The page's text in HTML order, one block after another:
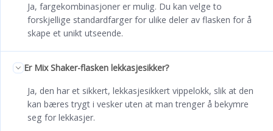
Ja, fargekombinasjoner er mulig. Du kan velge to
forskjellige standardfarger for ulike deler av flasken for å
skape et unikt utseende.
Er Mix Shaker-flasken lekkasjesikker?
Ja, den har et sikkert, lekkasjesikkert vippelokk, slik at den
kan bæres trygt i vesker uten at man trenger å bekymre
seg for lekkasjer.